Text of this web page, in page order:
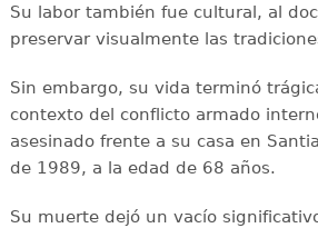
Su labor también fue cultural, al
preservar visualmente las
Sin embargo, su vida terminó
contexto del conflicto armado
asesinado frente a su casa en
de 1989, a la edad de 68 años.
Su muerte dejó un vacío